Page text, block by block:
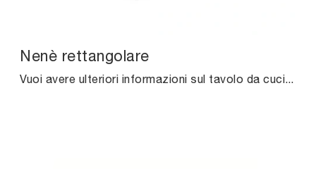
Nenè rettangolare
Vuoi avere ulteriori informazioni sul tavolo da cucina Nenè rettangolare di Midj? Clicca e ottieni informazioni sui modelli fissi della firma.